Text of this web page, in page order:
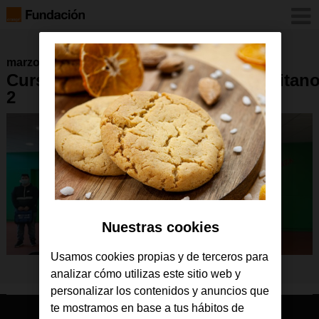
marzo 2021
2
Nuestras cookies
Usamos cookies propias y de terceros para
analizar cómo utilizas este sitio web y
personalizar los contenidos y anuncios que
te mostramos en base a tus hábitos de